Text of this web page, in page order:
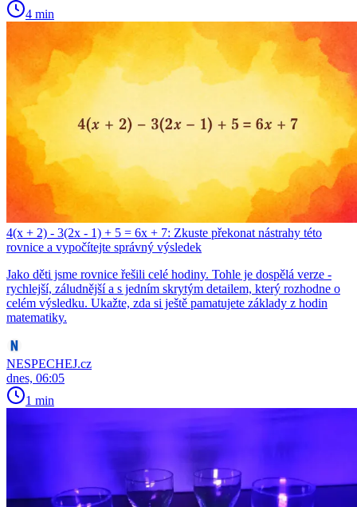
4 min
4(x + 2) - 3(2x - 1) + 5 = 6x + 7: Zkuste překonat nástrahy této
rovnice a vypočítejte správný výsledek
Jako děti jsme rovnice řešili celé hodiny. Tohle je dospělá verze -
rychlejší, záludnější a s jedním skrytým detailem, který rozhodne o
celém výsledku. Ukažte, zda si ještě pamatujete základy z hodin
matematiky.
NESPECHEJ.cz
dnes, 06:05
1 min